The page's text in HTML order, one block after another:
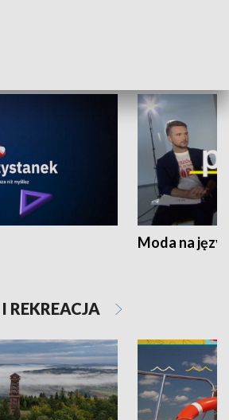
Moda na
REKREACJA